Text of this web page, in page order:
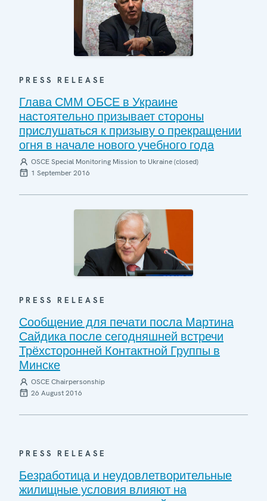
PRESS RELEASE
Глава СММ ОБСЕ в Украине
настоятельно призывает стороны
прислушаться к призыву о прекращении
огня в начале нового учебного года
OSCE Special Monitoring Mission to Ukraine (closed)
1 September 2016
PRESS RELEASE
Сообщение для печати посла Мартина
Сайдика после сегодняшней встречи
Трёхсторонней Контактной Группы в
Минске
OSCE Chairpersonship
26 August 2016
PRESS RELEASE
Безработица и неудовлетворительные
жилищные условия влияют на